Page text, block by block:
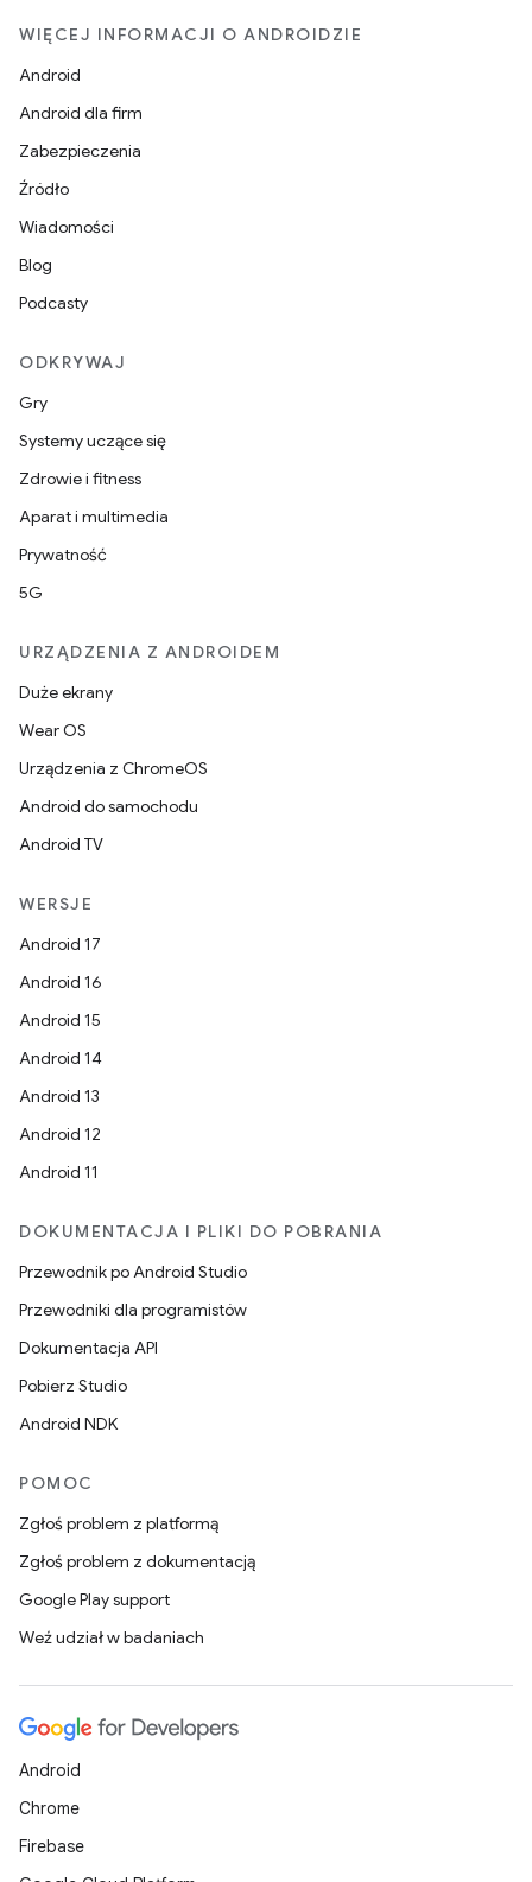
WIĘCEJ INFORMACJI O ANDROIDZIE
Android
Android dla firm
Zabezpieczenia
Źródło
Wiadomości
Blog
Podcasty
ODKRYWAJ
Gry
Systemy uczące się
Zdrowie i fitness
Aparat i multimedia
Prywatność
5G
URZĄDZENIA Z ANDROIDEM
Duże ekrany
Wear OS
Urządzenia z ChromeOS
Android do samochodu
Android TV
WERSJE
Android 17
Android 16
Android 15
Android 14
Android 13
Android 12
Android 11
DOKUMENTACJA I PLIKI DO POBRANIA
Przewodnik po Android Studio
Przewodniki dla programistów
Dokumentacja API
Pobierz Studio
Android NDK
POMOC
Zgłoś problem z platformą
Zgłoś problem z dokumentacją
Google Play support
Weź udział w badaniach
Android
Chrome
Firebase